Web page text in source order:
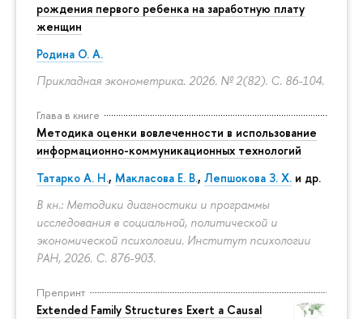
рождения первого ребенка на заработную плату
женщин
Родина О. А.
Прикладная эконометрика. 2026. № 2(82). С. 86-104.
Глава в книге
Методика оценки вовлеченности в использование
информационно-коммуникационных технологий
Татарко А. Н., Макласова Е. В., Лепшокова З. Х. и др.
В кн.: Методики диагностики и программы
исследования в социальной, политической и
экономической психологии. Институт психологии
РАН, 2026. С. 876-903.
Препринт
Extended Family Structures Exert a Causal